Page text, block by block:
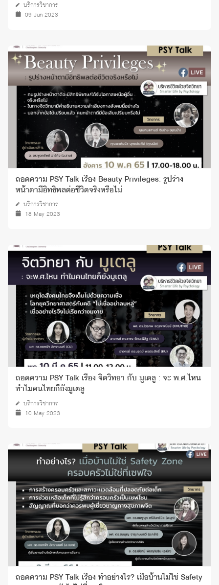
บริการวิชาการ
09 Jun 2023
ถอดความ PSY Talk เรื่อง Beauty Privileges: รูปร่าง
หน้าตามีอิทธิพลต่อชีวิตจริงหรือไม่
บริการวิชาการ
18 May 2023
ถอดความ PSY Talk เรื่อง จิตวิทยา กับ มูเตลู : จะ พ.ศ.ไหน
ทำไมคนไทยก็ยังมูเตลู
บริการวิชาการ
10 May 2023
ถอดความ PSY Talk เรื่อง ทำอย่างไร? เมื่อบ้านไม่ใช่ Safety